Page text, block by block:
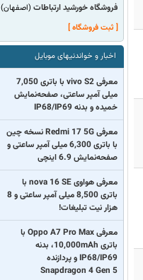
فروشگاه خورشید ارتباطات (اصفهان)
[ ثبت فروشگاه ]
اخبار و خواندنیهای موبایل
معرفی vivo S2 با باتری 7,050
میلی آمپر ساعتی، صفحه‌نمایش
خمیده و بدنه IP68/IP69
معرفی Redmi 17 5G نسخه چین
با باتری 6,300 میلی آمپر ساعتی و
صفحه‌نمایش 6.9 اینچی
معرفی هواوی nova 16 SE با
باتری 8,500 میلی آمپر ساعتی و 8
هزار نیت تبلیغات!
معرفی Oppo A7 Pro Max با
باتری 10,000mAh، بدنه
IP68/IP69 و پردازنده
Snapdragon 4 Gen 5